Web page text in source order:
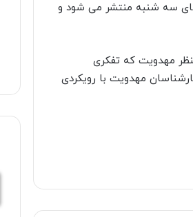
سه شنبه منتشر می شود و
مهدویت که تفکری
مهدویت با رویکردی